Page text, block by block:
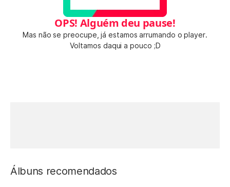
OPS! Alguém deu pause!
Mas não se preocupe, já estamos arrumando o player.
Voltamos daqui a pouco ;D
Álbuns recomendados